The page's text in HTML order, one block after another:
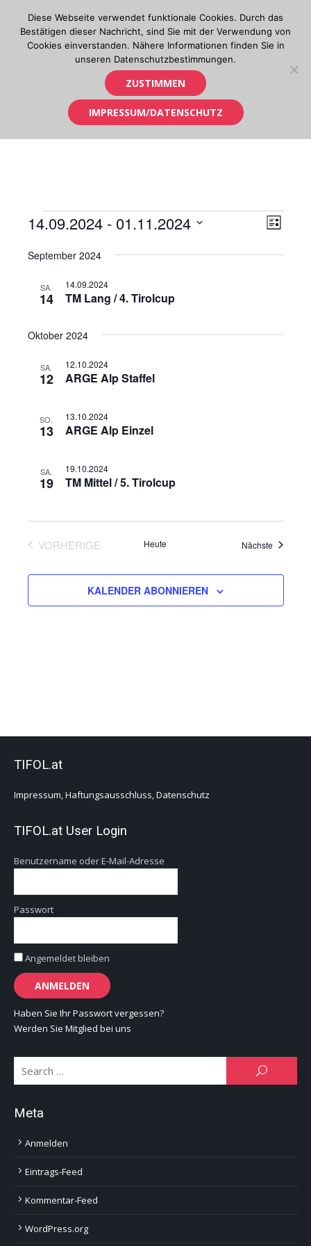
content
Orientierungslauf in Tirol
Veranstaltungen LISTE
14.09.2024 - 01.11.2024
wählen.
September 2024
SA.
14 TM Lang / 4. Tirolcup
14.09.2024
Oktober 2024
SA.
12 ARGE Alp Staffel
12.10.2024
SO.
13 ARGE Alp Einzel
13.10.2024
SA.
19 TM Mittel / 5. Tirolcup
19.10.2024
VORHERIGE
Heute Nächste
KALENDER ABONNIEREN
TIFOL.at
Impressum, Haftungsausschluss, Datenschutz
TIFOL.at User Login
Benutzername oder E-Mail-Adresse
Passwort
Angemeldet bleiben
Haben Sie Ihr Passwort vergessen?
Werden Sie Mitglied bei uns
SEARCH
Meta
Anmelden
Eintrags-Feed
Kommentar-Feed
WordPress.org
Diese Webseite verwendet funktionale Cookies. Durch das
Bestätigen dieser Nachricht, sind Sie mit der Verwendung von
Cookies einverstanden. Nähere Informationen finden Sie in
unseren Datenschutzbestimmungen.
ZUSTIMMEN
IMPRESSUM/DATENSCHUTZ